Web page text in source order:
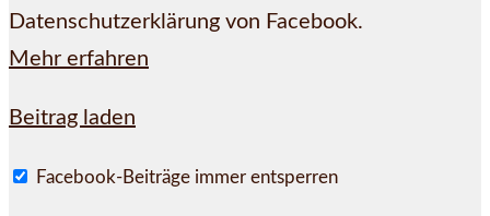
Datenschutzerklärung von Facebook.
Mehr erfahren
Beitrag laden
Facebook-Beiträge immer entsperren